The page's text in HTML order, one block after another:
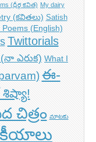
(ధీర్గ కవిత) My dairy
(కవితలు) Satish
Poems (English)
Twittorials
(నా ఎరుక) What I
ఈ-
చిత్రం మాటకు